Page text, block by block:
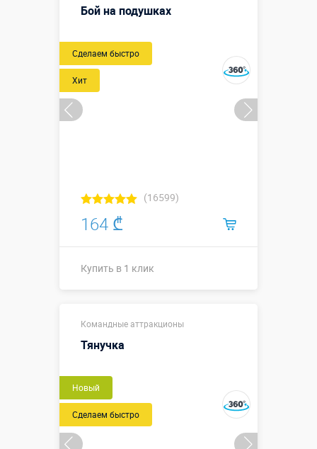
Бой на подушках
Новый
Хит
Сделаем быстро
(16599)
164 ₾
Купить в 1 клик
Командные аттракционы
Тянучка
Новый
Сделаем быстро